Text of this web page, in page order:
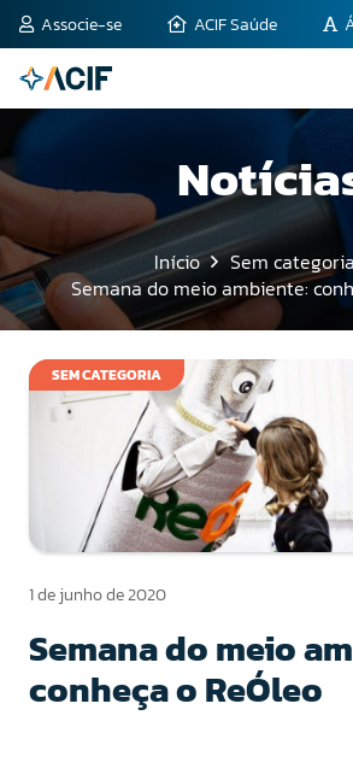
Associe-se ACIF Saúde
Início
Sem categoria
Semana do meio ambiente:
SEM CATEGORIA
1 de junho de 2020
Semana do meio
conheça o ReÓleo